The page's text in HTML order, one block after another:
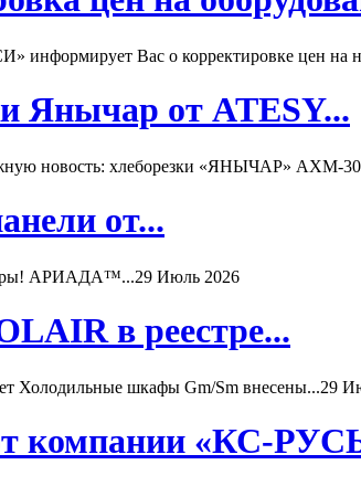
информирует Вас о корректировке цен на
Янычар от ATESY...
новость: хлеборезки «ЯНЫЧАР» АХМ-
от...
АРИАДА™...29 Июль 2026
в реестре...
Холодильные шкафы Gm/Sm внесены...29
компании «КС-